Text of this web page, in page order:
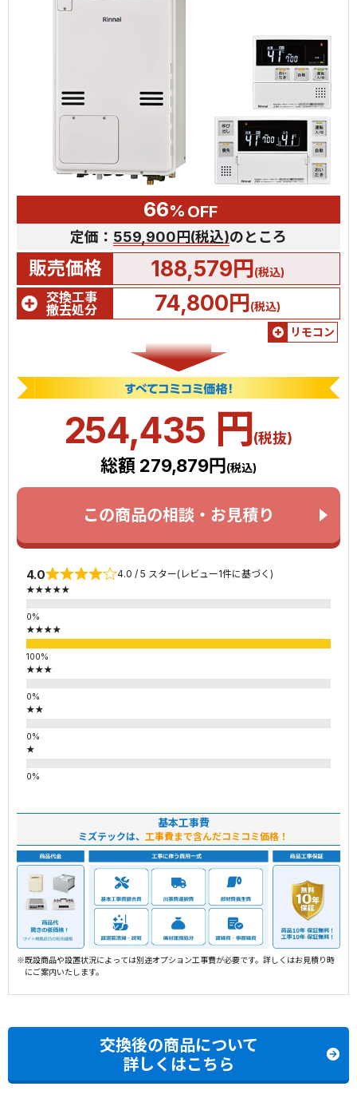
66% OFF
定価： 559,900円(税込)のところ
販売価格 188,579円(税込)
交換工事
撤去処分
74,800円(税込)
リモコン
254,435 円(税抜)
総額 279,879円 (税込)
この商品の相談・お見積り
4.0 4.0 / 5 スター(レビュー1件に基づく)
★★★★★
★★★★
★★★
★★
★
基本工事費
ミズテックは、 工事費まで含んだコミコミ価格！
※既設商品や設置状況によっては別途オプション工事費が必要です。詳しくはお見積り時
にご案内いたします。
交換後の商品について
詳しくはこちら